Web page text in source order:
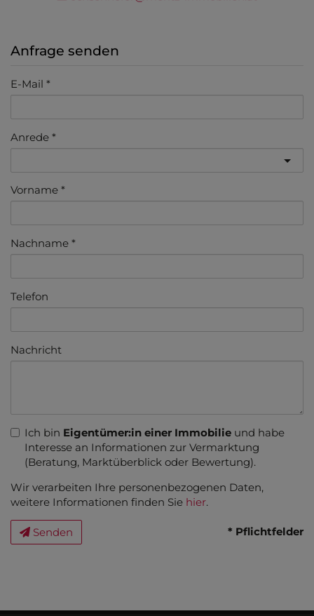
Anfrage senden
E-Mail
Anrede
Vorname
Nachname
Telefon
Nachricht
Ich bin Eigentümer:in einer Immobilie und habe
Interesse an Informationen zur Vermarktung
(Beratung, Marktüberblick oder Bewertung).
Wir verarbeiten Ihre personenbezogenen Daten,
weitere Informationen finden Sie hier.
Senden * Pflichtfelder